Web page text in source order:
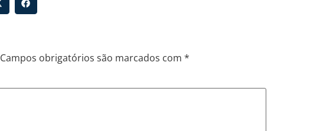
Campos obrigatórios são marcados com *